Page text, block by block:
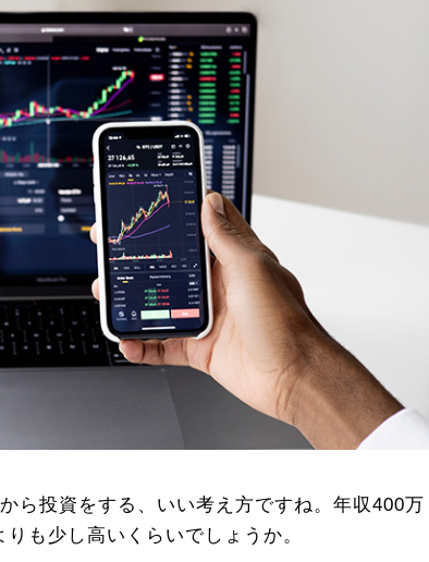
ら投資をする、いい考え方ですね。年収400万
も少し高いくらいでしょうか。